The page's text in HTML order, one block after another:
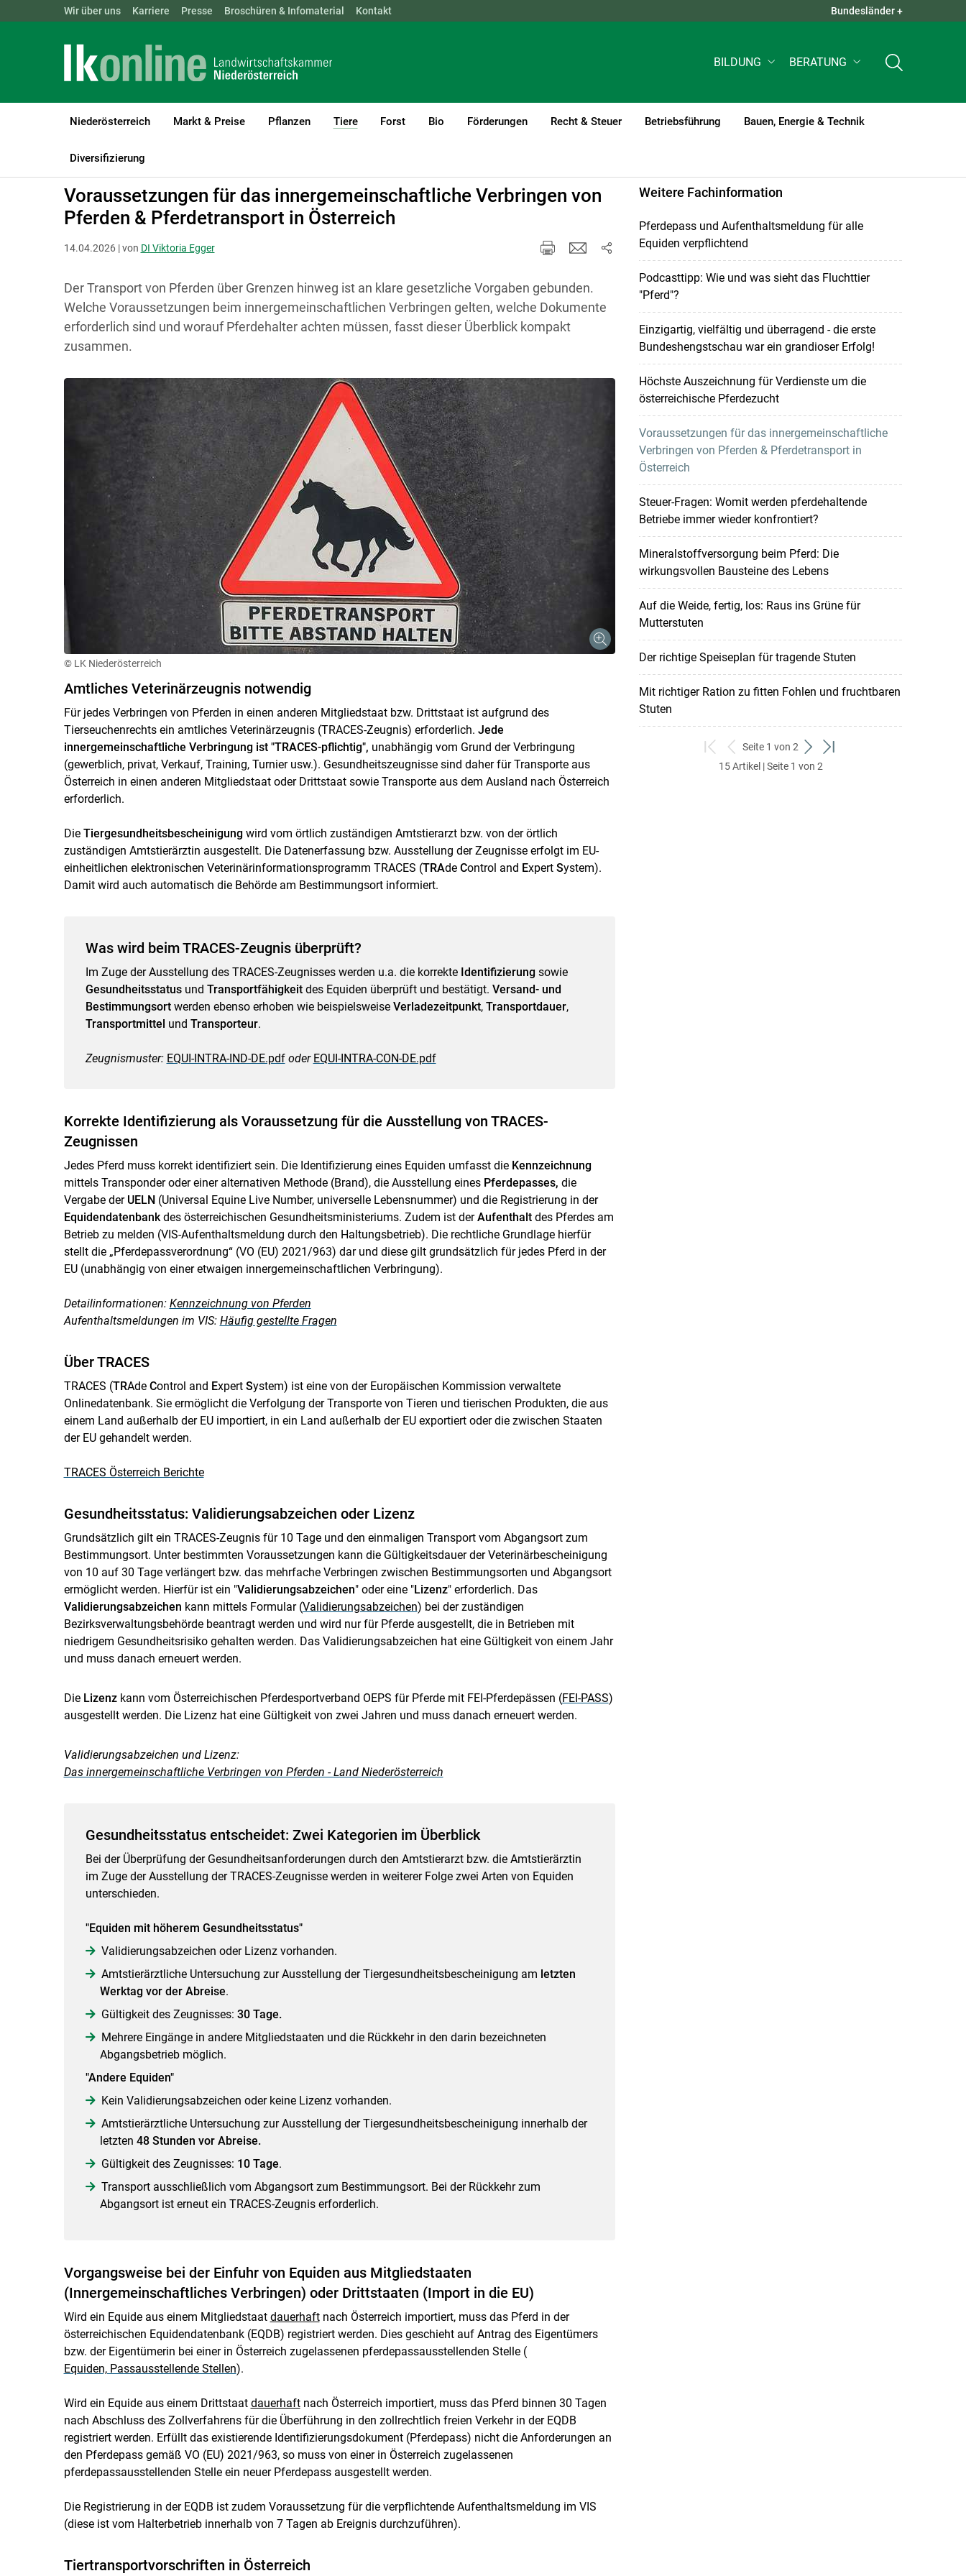
Skip to main content
Landwirtschaftskammern: ÖSTERREICH BGLD KTN NÖ OÖ SBG QUICK LINKS +
Wir über uns Karriere Presse Broschüren & Infomaterial Kontakt Bundesländer +
BILDUNG BERATUNG
Niederösterreich Markt & Preise Pflanzen Tiere
(current)1
Forst Bio Förderungen Recht & Steuer Betriebsführung Bauen, Energie & Technik
Diversifizierung
LK Niederösterreich
Voraussetzungen für das innergemeinschaftliche Verbringen von
Pferden & Pferdetransport in Österreich
14.04.2026 | von DI Viktoria Egger
Der Transport von Pferden über Grenzen hinweg ist an klare gesetzliche Vorgaben gebunden.
Welche Voraussetzungen beim innergemeinschaftlichen Verbringen gelten, welche Dokumente
erforderlich sind und worauf Pferdehalter achten müssen, fasst dieser Überblick kompakt
zusammen.
© LK Niederösterreich
Amtliches Veterinärzeugnis notwendig
Für jedes Verbringen von Pferden in einen anderen Mitgliedstaat bzw. Drittstaat ist aufgrund des
Tierseuchenrechts ein amtliches Veterinärzeugnis (TRACES-Zeugnis) erforderlich. Jede
innergemeinschaftliche Verbringung ist "TRACES-pflichtig", unabhängig vom Grund der Verbringung
(gewerblich, privat, Verkauf, Training, Turnier usw.). Gesundheitszeugnisse sind daher für Transporte aus
Österreich in einen anderen Mitgliedstaat oder Drittstaat sowie Transporte aus dem Ausland nach Österreich
erforderlich.
Die Tiergesundheitsbescheinigungwird vom örtlich zuständigen Amtstierarzt bzw. von der örtlich
zuständigen Amtstierärztin ausgestellt. Die Datenerfassung bzw. Ausstellung der Zeugnisse erfolgt im EU-
einheitlichen elektronischen Veterinärinformationsprogramm TRACES (TRAde Control and Expert System).
Damit wird auch automatisch die Behörde am Bestimmungsort informiert.
Was wird beim TRACES-Zeugnis überprüft?
Im Zuge der Ausstellung des TRACES-Zeugnisses werden u.a. die korrekte Identifizierung sowie
Gesundheitsstatusund Transportfähigkeitdes Equiden überprüft und bestätigt. Versand- und
Bestimmungsortwerden ebenso erhoben wie beispielsweise Verladezeitpunkt, Transportdauer,
Transportmittel und Transporteur.
Zeugnismuster: EQUI-INTRA-IND-DE.pdfoder EQUI-INTRA-CON-DE.pdf
Korrekte Identifizierung als Voraussetzung für die Ausstellung von TRACES-
Zeugnissen
Jedes Pferd muss korrekt identifiziert sein. Die Identifizierung eines Equiden umfasst die Kennzeichnung
mittels Transponder oder einer alternativen Methode (Brand), die Ausstellung eines Pferdepasses, die
Vergabe derUELN (Universal Equine Live Number, universelle Lebensnummer) und die Registrierung in der
Equidendatenbankdes österreichischen Gesundheitsministeriums. Zudem ist derAufenthaltdes Pferdes am
Betrieb zu melden (VIS-Aufenthaltsmeldung durch den Haltungsbetrieb). Die rechtliche Grundlage hierfür
stellt die „Pferdepassverordnung“ (VO (EU) 2021/963) dar und diese gilt grundsätzlich für jedes Pferd in der
EU (unabhängig von einer etwaigen innergemeinschaftlichen Verbringung).
Detailinformationen: Kennzeichnung von Pferden
Aufenthaltsmeldungen im VIS: Häufig gestellte Fragen
Über TRACES
TRACES (TRAde Control and Expert System) ist eine von der Europäischen Kommission verwaltete
Onlinedatenbank. Sie ermöglicht die Verfolgung der Transporte von Tieren und tierischen Produkten, die aus
einem Land außerhalb der EU importiert, in ein Land außerhalb der EU exportiert oder die zwischen Staaten
der EU gehandelt werden.
TRACES Österreich Berichte
Gesundheitsstatus: Validierungsabzeichen oder Lizenz
Grundsätzlich gilt ein TRACES-Zeugnis für 10 Tage und den einmaligen Transport vom Abgangsort zum
Bestimmungsort. Unter bestimmten Voraussetzungen kann die Gültigkeitsdauer der Veterinärbescheinigung
von 10 auf 30 Tage verlängert bzw. das mehrfache Verbringen zwischen Bestimmungsorten und Abgangsort
ermöglicht werden. Hierfür ist ein "Validierungsabzeichen" oder eine "Lizenz" erforderlich. Das
Validierungsabzeichen kann mittels Formular (Validierungsabzeichen) bei der zuständigen
Bezirksverwaltungsbehörde beantragt werden und wird nur für Pferde ausgestellt, die in Betrieben mit
niedrigem Gesundheitsrisiko gehalten werden. Das Validierungsabzeichen hat eine Gültigkeit von einem Jahr
und muss danach erneuert werden.
Die Lizenzkann vom Österreichischen Pferdesportverband OEPS für Pferde mit FEI-Pferdepässen (FEI-PASS)
ausgestellt werden. Die Lizenz hat eine Gültigkeit von zwei Jahren und muss danach erneuert werden.
Validierungsabzeichen und Lizenz:
Das innergemeinschaftliche Verbringen von Pferden - Land Niederösterreich
Gesundheitsstatus entscheidet: Zwei Kategorien im Überblick
Bei der Überprüfung der Gesundheitsanforderungen durch den Amtstierarzt bzw. die Amtstierärztin
im Zuge der Ausstellung der TRACES-Zeugnisse werden in weiterer Folge zwei Arten von Equiden
unterschieden.
"Equiden mit höherem Gesundheitsstatus"
Validierungsabzeichen oder Lizenz vorhanden.
Amtstierärztliche Untersuchung zur Ausstellung der Tiergesundheitsbescheinigung am letzten
Werktag vor der Abreise.
Gültigkeit des Zeugnisses: 30 Tage.
Mehrere Eingänge in andere Mitgliedstaaten und die Rückkehr in den darin bezeichneten
Abgangsbetrieb möglich.
"Andere Equiden"
Kein Validierungsabzeichen oder keine Lizenz vorhanden.
Amtstierärztliche Untersuchung zur Ausstellung der Tiergesundheitsbescheinigung innerhalb der
letzten 48 Stunden vor Abreise.
Gültigkeit des Zeugnisses: 10 Tage.
Transport ausschließlich vom Abgangsort zum Bestimmungsort. Bei der Rückkehr zum
Abgangsort ist erneut ein TRACES-Zeugnis erforderlich.
Vorgangsweise bei der Einfuhr von Equiden aus Mitgliedstaaten
(Innergemeinschaftliches Verbringen) oder Drittstaaten (Import in die EU)
Wird ein Equide aus einem Mitgliedstaat dauerhaftnach Österreich importiert, muss das Pferd in der
österreichischen Equidendatenbank (EQDB) registriert werden. Dies geschieht auf Antrag des Eigentümers
bzw. der Eigentümerin bei einer in Österreich zugelassenen pferdepassausstellenden Stelle (
Equiden, Passausstellende Stellen).
Wird ein Equide aus einem Drittstaat dauerhaftnach Österreich importiert, muss das Pferd binnen 30 Tagen
nach Abschluss des Zollverfahrens für die Überführung in den zollrechtlich freien Verkehr in der EQDB
registriert werden. Erfüllt das existierende Identifizierungsdokument (Pferdepass) nicht die Anforderungen an
den Pferdepass gemäß VO (EU) 2021/963, so muss von einer in Österreich zugelassenen
pferdepassausstellenden Stelle ein neuer Pferdepass ausgestellt werden.
Die Registrierung in der EQDB ist zudem Voraussetzung für die verpflichtende Aufenthaltsmeldung im VIS
(diese ist vom Halterbetrieb innerhalb von 7 Tagen ab Ereignis durchzuführen).
Tiertransportvorschriften in Österreich
Weitere Fachinformation
Pferdepass und Aufenthaltsmeldung für alle
Equiden verpflichtend
Podcasttipp: Wie und was sieht das Fluchttier
"Pferd"?
Einzigartig, vielfältig und überragend - die erste
Bundeshengstschau war ein grandioser Erfolg!
Höchste Auszeichnung für Verdienste um die
österreichische Pferdezucht
Voraussetzungen für das innergemeinschaftliche
Verbringen von Pferden & Pferdetransport in
Österreich
Steuer-Fragen: Womit werden pferdehaltende
Betriebe immer wieder konfrontiert?
Mineralstoffversorgung beim Pferd: Die
wirkungsvollen Bausteine des Lebens
Auf die Weide, fertig, los: Raus ins Grüne für
Mutterstuten
Der richtige Speiseplan für tragende Stuten
Mit richtiger Ration zu fitten Fohlen und fruchtbaren
Stuten
zum
ersten
zurück
zum
Seite 1 von 2
weiter
zum
zum
15 Artikel | Seite 1 von 2